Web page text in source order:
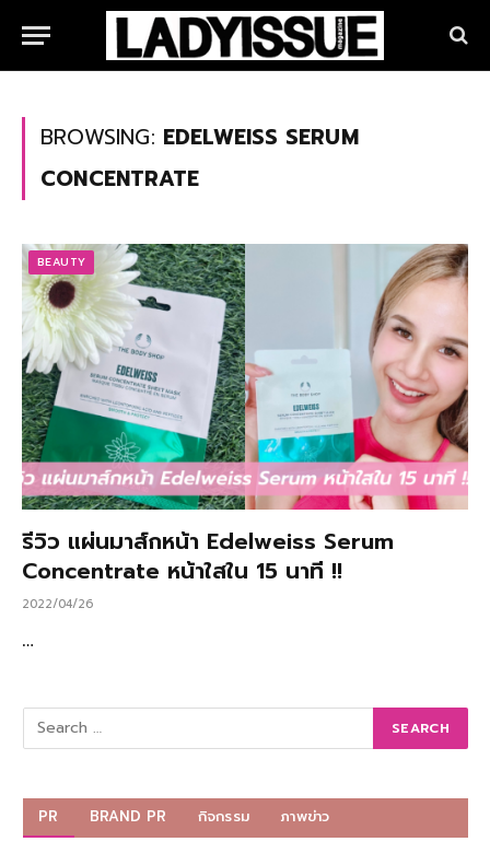
BROWSING: EDELWEISS SERUM
CONCENTRATE
BEAUTY
รีวิว แผ่นมาส์กหน้า Edelweiss Serum
Concentrate หน้าใสใน 15 นาที !!
2022/04/26
…
PR BRAND PR กิจกรรม ภาพข่าว